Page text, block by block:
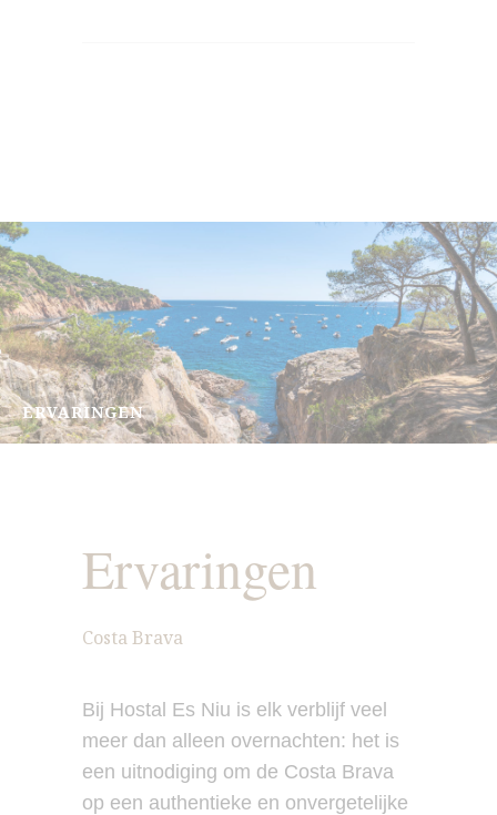
ERVARINGEN
Ervaringen
Costa Brava
Bij Hostal Es Niu is elk verblijf veel
meer dan alleen overnachten: het is
een uitnodiging om de Costa Brava
op een authentieke en onvergetelijke